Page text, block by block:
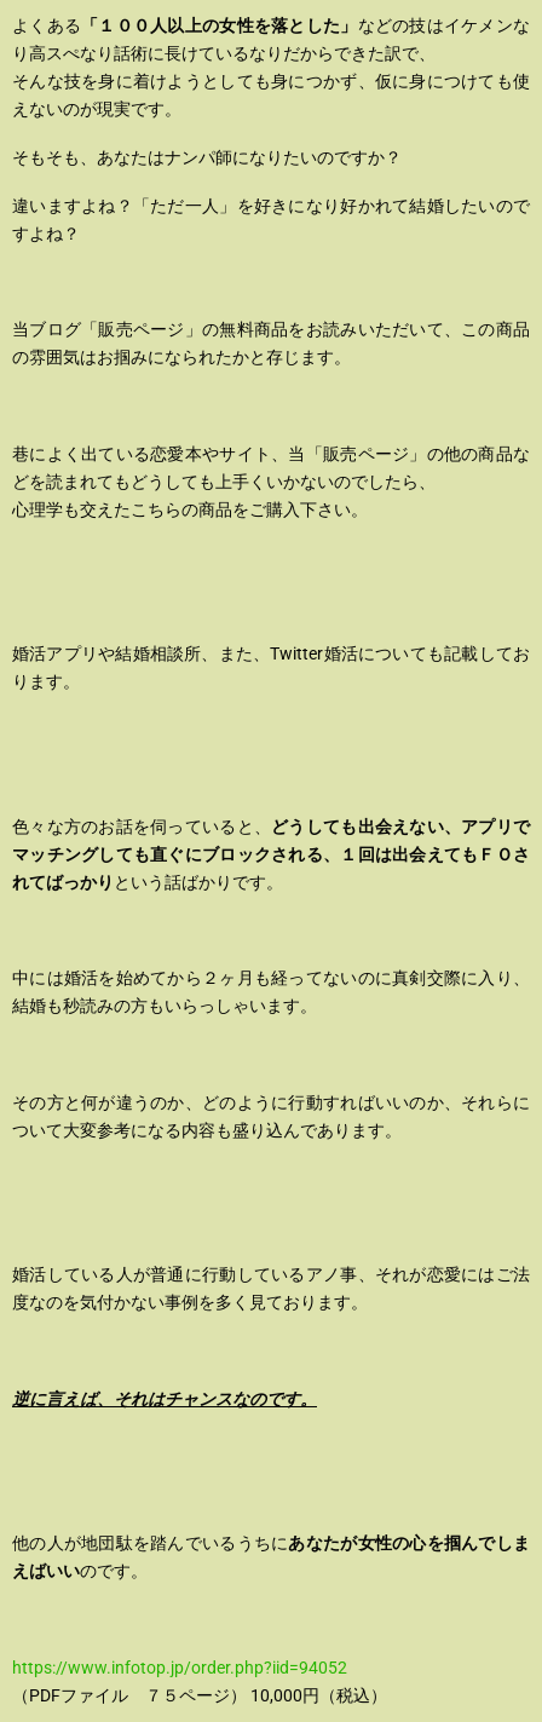
よくある 「１００人以上の女性を落とした」 などの技はイケメンな
り高スぺなり話術に長けているなりだからできた訳で、
そんな技を身に着けようとしても身につかず、仮に身につけても使
えないのが現実です。
そもそも、あなたはナンパ師になりたいのですか？
違いますよね？「ただ一人」を好きになり好かれて結婚したいので
すよね？
当ブログ「販売ページ」の無料商品をお読みいただいて、この商品
の雰囲気はお掴みになられたかと存じます。
巷によく出ている恋愛本やサイト、当「販売ページ」の他の商品な
どを読まれてもどうしても上手くいかないのでしたら、
心理学も交えたこちらの商品をご購入下さい。
婚活アプリや結婚相談所、また、Twitter婚活についても記載してお
ります。
色々な方のお話を伺っていると、
どうしても出会えない、アプリで
マッチングしても直ぐにブロックされる、１回は出会えてもＦＯさ
れてばっかり という話ばかりです。
中には婚活を始めてから２ヶ月も経ってないのに真剣交際に入り、
結婚も秒読みの方もいらっしゃいます。
その方と何が違うのか、どのように行動すればいいのか、それらに
ついて大変参考になる内容も盛り込んであります。
婚活している人が普通に行動しているアノ事、それが恋愛にはご法
度なのを気付かない事例を多く見ております。
逆に言えば、それはチャンスなのです。
他の人が地団駄を踏んでいるうちにあなたが女性の心を掴んでしま
えばいいのです。
https://www.infotop.jp/order.php?iid=94052
（PDFファイル ７５ページ） 10,000円（税込）